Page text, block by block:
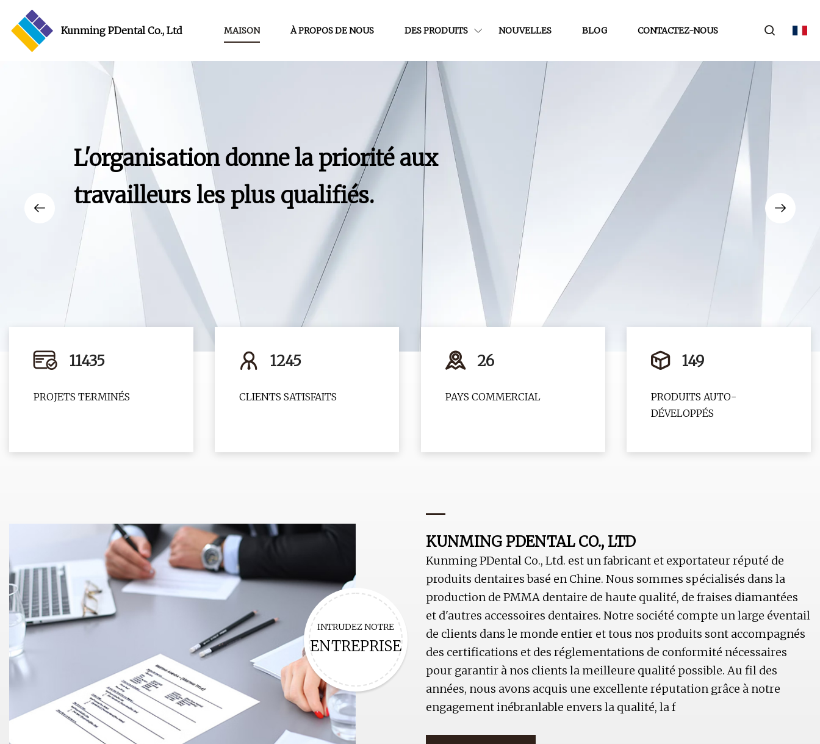
Kunming PDental Co., Ltd MAISON À PROPOS DE NOUS DES PRODUITS NOUVELLES BLOG CONTACTEZ-NOUS
11435
PROJETS TERMINÉS
1245
CLIENTS SATISFAITS
26
PAYS COMMERCIAL
149
PRODUITS AUTO-
DÉVELOPPÉS
INTRUDEZ NOTRE
ENTREPRISE
KUNMING PDENTAL CO., LTD
Kunming PDental Co., Ltd. est un fabricant et exportateur réputé de
produits dentaires basé en Chine. Nous sommes spécialisés dans la
production de PMMA dentaire de haute qualité, de fraises diamantées
et d'autres accessoires dentaires. Notre société compte un large éventail
de clients dans le monde entier et tous nos produits sont accompagnés
des certifications et des réglementations de conformité nécessaires
pour garantir à nos clients la meilleure qualité possible. Au fil des
années, nous avons acquis une excellente réputation grâce à notre
engagement inébranlable envers la qualité, la f